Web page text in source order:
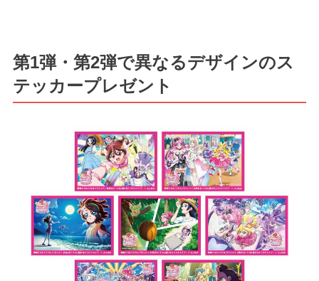
第1弾・第2弾で異なるデザインのス
テッカープレゼント